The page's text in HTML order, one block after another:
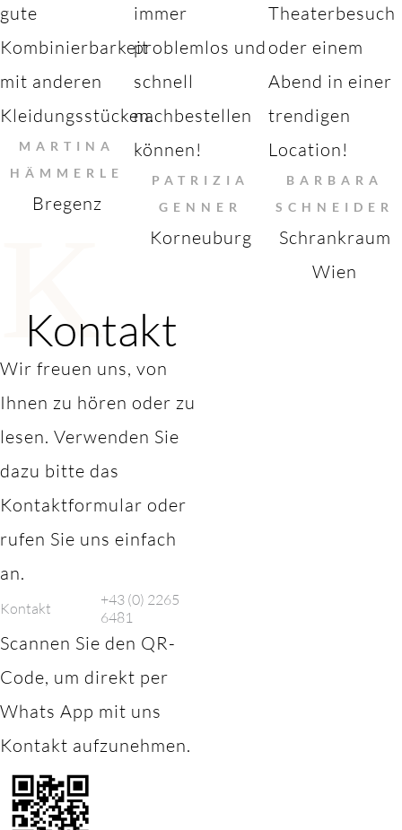
gute
Kombinierbarkeit
mit anderen
Kleidungsstücken.
MARTINA
HÄMMERLE
Bregenz
immer
problemlos und
schnell
nachbestellen
können!
PATRIZIA
GENNER
Korneuburg
Theaterbesuch
oder einem
Abend in einer
trendigen
Location!
BARBARA
SCHNEIDER
Schrankraum
Wien
K
Kontakt
Wir freuen uns, von
Ihnen zu hören oder zu
lesen. Verwenden Sie
dazu bitte das
Kontaktformular oder
rufen Sie uns einfach
an.
Kontakt
+43 (0) 2265
6481
Scannen Sie den QR-
Code, um direkt per
Whats App mit uns
Kontakt aufzunehmen.